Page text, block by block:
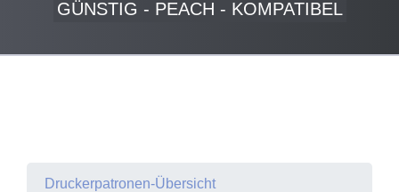
GÜNSTIG - PEACH - KOMPATIBEL
Druckerpatronen-Übersicht